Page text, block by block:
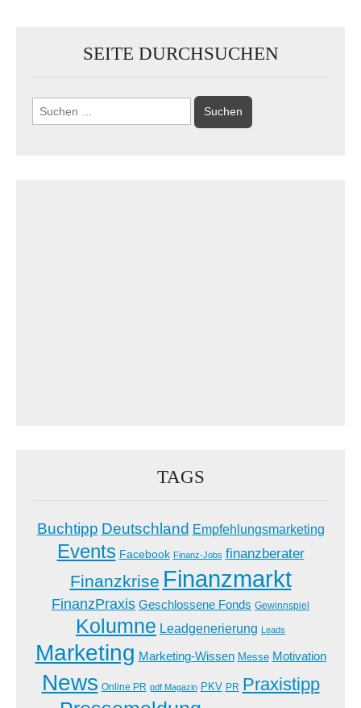
SEITE DURCHSUCHEN
Suchen
nach:
TAGS
Buchtipp Deutschland Empfehlungsmarketing
Events Facebook Finanz-Jobs finanzberater
Finanzkrise Finanzmarkt
FinanzPraxis Geschlossene Fonds Gewinnspiel
Kolumne Leadgenerierung Leads
Marketing Marketing-Wissen Messe Motivation
News Online PR pdf Magazin PKV PR Praxistipp